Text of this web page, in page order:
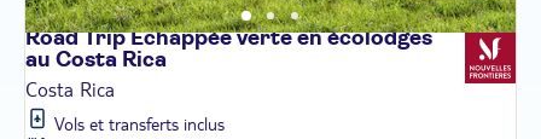
Road Trip Échappée verte en écolodges
au Costa Rica
Costa Rica
Vols et transferts inclus